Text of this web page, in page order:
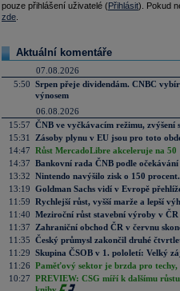
pouze přihlášení uživatelé (Přihlásit). Pokud
zde
Aktuální komentáře
07.08.2026
5:50 Srpen přeje dividendám. CNBC
výnosem
06.08.2026
15:57 ČNB ve vyčkávacím režimu, zvýšení
15:31
Zásoby plynu v EU jsou pro toto
14:47 Růst MercadoLibre akceleruje na
14:37 Bankovní rada ČNB podle
13:32 Nintendo navýšilo zisk o 150
13:19 Goldman Sachs vidí v Evropě
11:59 Rychlejší růst, vyšší marže a lepší
11:40 Meziroční růst stavební výroby v
11:37
Zahraniční obchod ČR v červnu
11:35 Český průmysl zakončil druhé
11:29 Skupina ČSOB v 1. pololetí: Velký
11:26 Paměťový sektor je brzda pro techy,
10:27 PREVIEW: CSG míří k dalšímu